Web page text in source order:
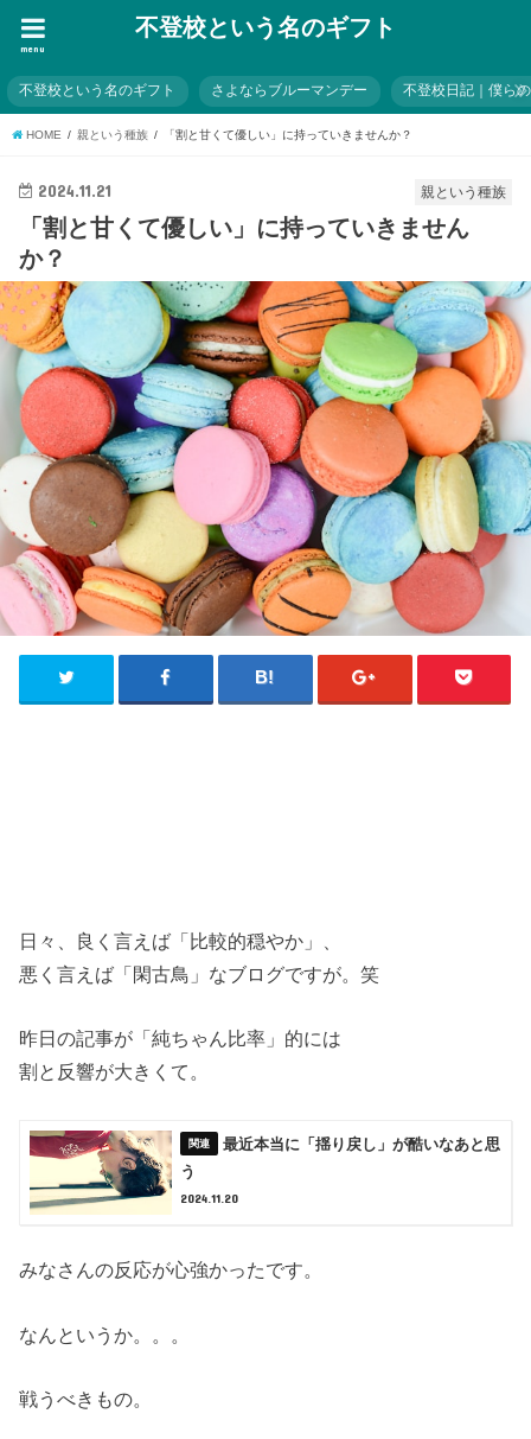
不登校という名のギフト
menu
不登校という名のギフト さよならブルーマンデー 不登校日記｜僕ら
HOME 親という種族 「割と甘くて優しい」に持っていきませんか？
親という種族
2024.11.21
「割と甘くて優しい」に持っていきません
か？
日々、良く言えば「比較的穏やか」、
悪く言えば「閑古鳥」なブログですが。笑
昨日の記事が「純ちゃん比率」的には
割と反響が大きくて。
最近本当に「揺り戻し」が酷いなあと思
う
2024.11.20
みなさんの反応が心強かったです。
なんというか。。。
戦うべきもの。